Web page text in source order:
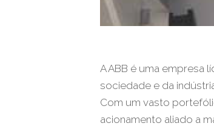
A ABB é uma empresa
sociedade e da
Com um vasto
acionamento aliado a